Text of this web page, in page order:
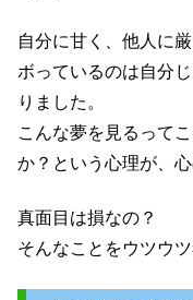
自分に甘く、他人に
ボっているのは自分
りました。
こんな夢を見るって
か？という心理が、
真面目は損なの？
そんなことをウツウ